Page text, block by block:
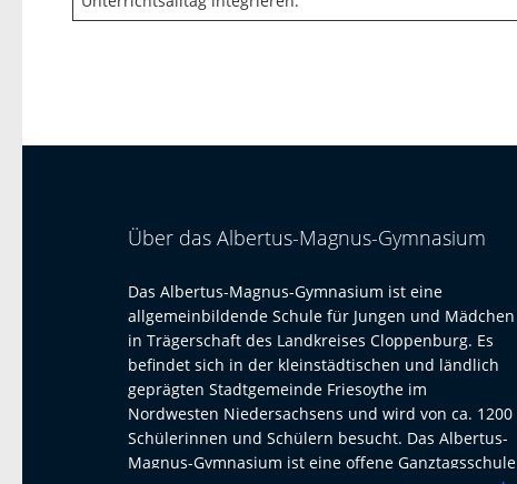
Über das Albertus-Magnus-Gymnasium
Das Albertus-Magnus-Gymnasium ist eine
allgemeinbildende Schule für Jungen und Mädchen
in Trägerschaft des Landkreises Cloppenburg. Es
befindet sich in der kleinstädtischen und ländlich
geprägten Stadtgemeinde Friesoythe im
Nordwesten Niedersachsens und wird von ca. 1200
Schülerinnen und Schülern besucht. Das Albertus-
Magnus-Gymnasium ist eine offene Ganztagsschule